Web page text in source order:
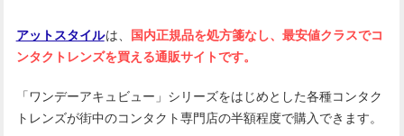
アットスタイルは、
国内正規品を処方箋なし、最安値クラスでコ
ンタクトレンズを買える通販サイトです。
「ワンデーアキュビュー」シリーズをはじめとした各種コンタク
トレンズが街中のコンタクト専門店の半額程度で購入できます。